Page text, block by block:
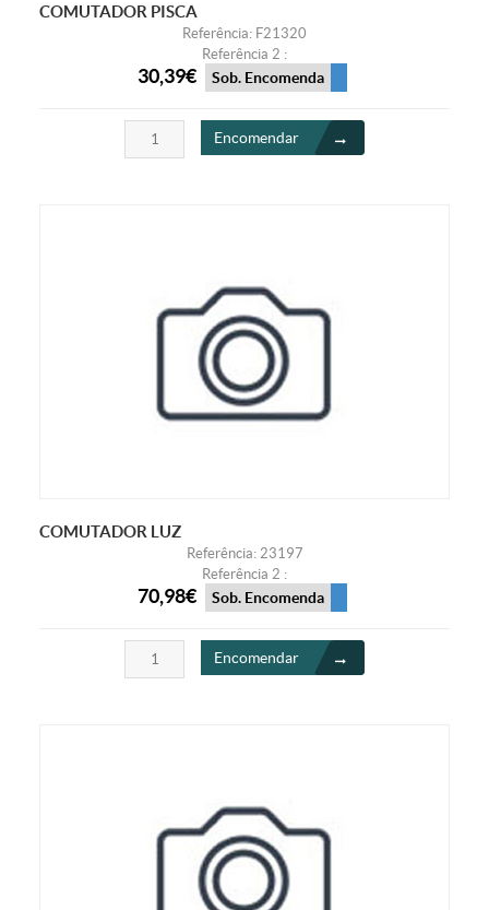
COMUTADOR PISCA
Referência: F21320
Referência 2 :
30,39€ Sob. Encomenda
Encomendar
COMUTADOR LUZ
Referência: 23197
Referência 2 :
70,98€ Sob. Encomenda
Encomendar